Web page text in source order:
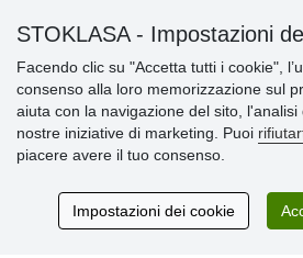
Informazioni importanti
» Impostazioni dei cookie
» Termini & Condizioni
» Informativa sulla Privacy
» Consegna e pagamento
» Garanzia e resi
STOKLASA - Impostazioni
Facendo clic su "Accetta tutti i cookie",
consenso alla loro memorizzazione sul
aiuta con la navigazione del sito,
nostre iniziative di marketing. Puoi
piacere avere il tuo consenso.
Impostazioni dei cookie